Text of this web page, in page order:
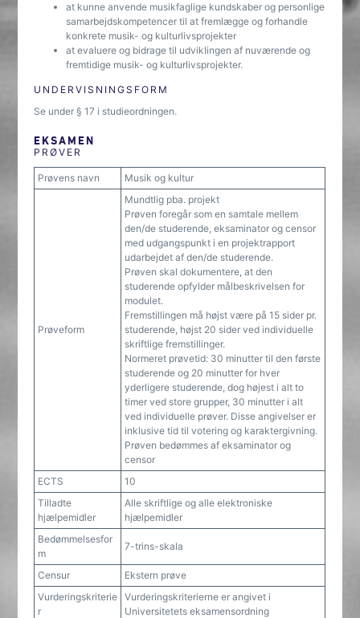
at kunne anvende musikfaglige kundskaber og personlige
samarbejdskompetencer til at fremlægge og forhandle
konkrete musik- og kulturlivsprojekter
at evaluere og bidrage til udviklingen af nuværende og
fremtidige musik- og kulturlivsprojekter.
UNDERVISNINGSFORM
Se under § 17 i studieordningen.
EKSAMEN
PRØVER
Prøvens navn Musik og kultur
Prøveform
Mundtlig pba. projekt
Prøven foregår som en samtale mellem
den/de studerende, eksaminator og censor
med udgangspunkt i en projektrapport
udarbejdet af den/de studerende.
Prøven skal dokumentere, at den
studerende opfylder målbeskrivelsen for
modulet.
Fremstillingen må højst være på 15 sider pr.
studerende, højst 20 sider ved individuelle
skriftlige fremstillinger.
Normeret prøvetid: 30 minutter til den første
studerende og 20 minutter for hver
yderligere studerende, dog højest i alt to
timer ved store grupper, 30 minutter i alt
ved individuelle prøver. Disse angivelser er
inklusive tid til votering og karaktergivning.
Prøven bedømmes af eksaminator og
censor
ECTS
10
Tilladte
hjælpemidler
Alle skriftlige og alle elektroniske
hjælpemidler
Bedømmelsesfor
m
7-trins-skala
Censur
Ekstern prøve
Vurderingskriterie
r
Vurderingskriterierne er angivet i
Universitetets eksamensordning